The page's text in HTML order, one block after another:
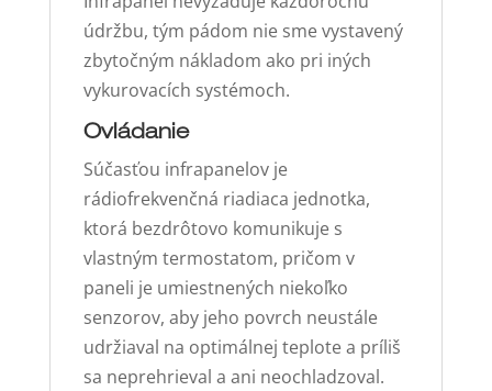
údržbu, tým pádom nie sme vystavený
zbytočným nákladom ako pri iných
vykurovacích systémoch.
Ovládanie
Súčasťou infrapanelov je
rádiofrekvenčná riadiaca jednotka,
ktorá bezdrôtovo komunikuje s
vlastným termostatom, pričom v
paneli je umiestnených niekoľko
senzorov, aby jeho povrch neustále
udržiaval na optimálnej teplote a príliš
sa neprehrieval a ani neochladzoval.